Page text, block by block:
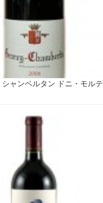
ャンベルタン ドニ・モルテ